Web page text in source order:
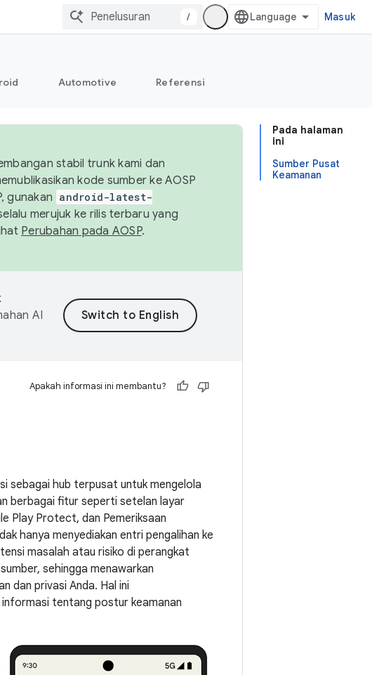
/ Masuk
Automotive Referensi
Pada halaman
ini
Sumber Pusat
Keamanan
stabil trunk kami dan
kode sumber ke AOSP
gunakan android-latest-
merujuk ke rilis terbaru yang
Perubahan pada AOSP.
AI
Apakah informasi ini membantu?
sebagai hub terpusat untuk mengelola
berbagai fitur seperti setelan layar
Play Protect, dan Pemeriksaan
hanya menyediakan entri pengalihan ke
masalah atau risiko di perangkat
sehingga menawarkan
dan privasi Anda. Hal ini
tentang postur keamanan